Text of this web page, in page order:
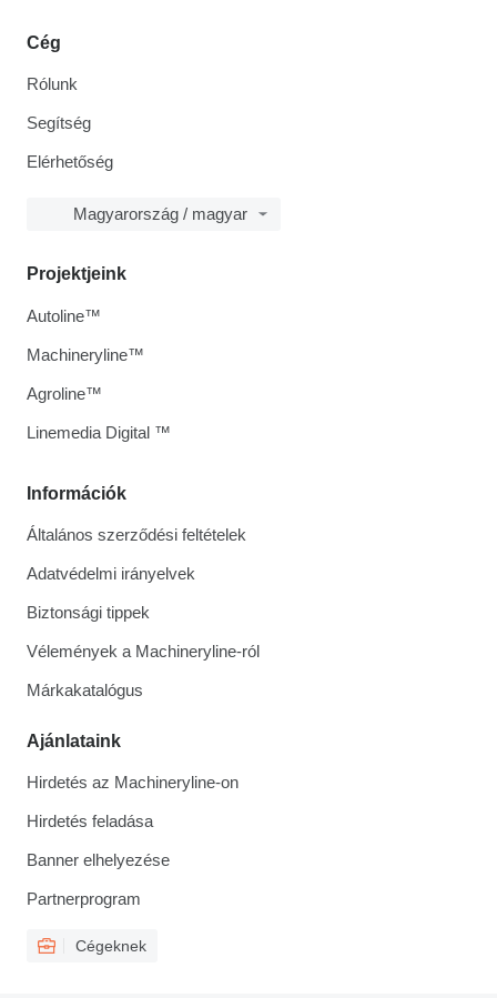
Cég
Rólunk
Segítség
Elérhetőség
Magyarország / magyar
Információk
Általános szerződési feltételek
Adatvédelmi irányelvek
Biztonsági tippek
Vélemények a Machineryline-ról
Márkakatalógus
Ajánlataink
Hirdetés az Machineryline-on
Hirdetés feladása
Banner elhelyezése
Partnerprogram
Cégeknek
Projektjeink
Autoline™
Machineryline™
Agroline™
Linemedia Digital ™